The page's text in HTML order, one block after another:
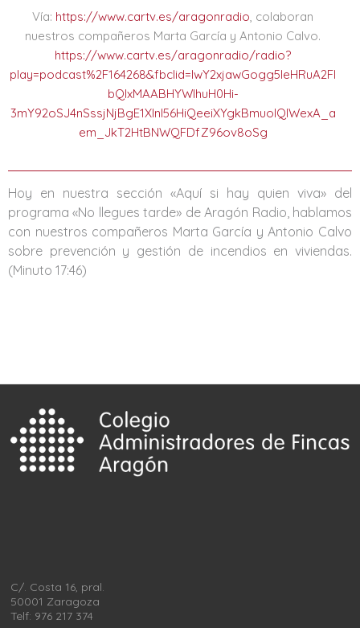
Vía: https://www.cartv.es/aragonradio, colaboran
nuestros compañeros Marta García y Antonio Calvo.
https://www.cartv.es/aragonradio/radio?
play=podcast%2F164268&fbclid=IwY2xjawGogg5leHRuA2Fl
bQIxMAABHYWIhuH0Hi-
3mY92oSJ4nSssjNjBgE1XInI56HiQeeiXYgkBmuolQIWexA_a
em_JkT2HtBNWQFDfZ96ov8oSg
Hoy en nuestra sección «Aquí si hay quien viva» del
programa «No llegues tarde» deAragón Radio, hablamos
con nuestros compañeros Marta García y Antonio Calvo
sobre prevención y gestión de incendios en viviendas.
(Minuto 17:46)
C/. Costa 16, pral.
50001 Zaragoza
Telf: 976 217 374